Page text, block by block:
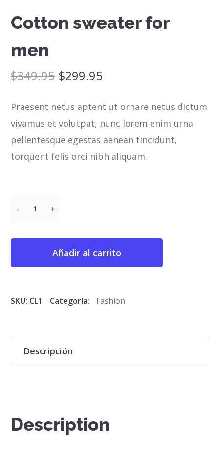
Cotton sweater for
men
$349.95 $299.95
Praesent netus aptent ut ornare netus dictum
vivamus et volutpat, nunc lorem enim urna
pellentesque egestas aenean tincidunt,
torquent felis orci nibh aliquam.
Añadir al carrito
SKU: CL1 Categoría: Fashion
Descripción
Description